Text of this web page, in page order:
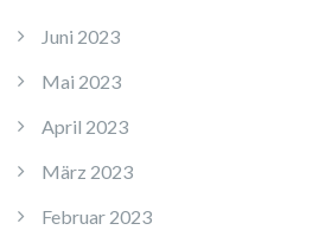
Juni 2023
Mai 2023
April 2023
März 2023
Februar 2023